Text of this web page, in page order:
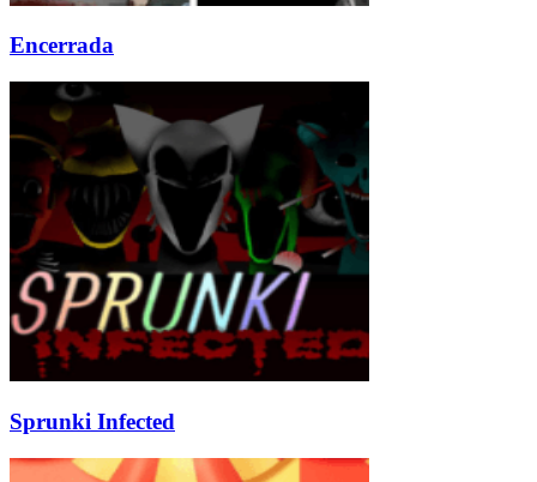
Encerrada
Sprunki Infected